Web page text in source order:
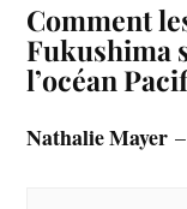
Comment
Fukushima
l’océan
Nathalie Mayer